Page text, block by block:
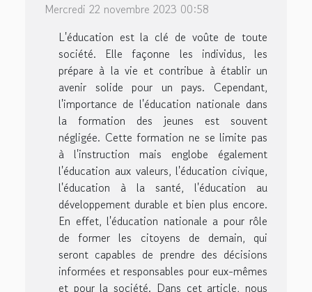
Mercredi 22 novembre 2023 00:58
L'éducation est la clé de voûte de toute
société. Elle façonne les individus, les
prépare à la vie et contribue à établir un
avenir solide pour un pays. Cependant,
l'importance de l'éducation nationale dans
la formation des jeunes est souvent
négligée. Cette formation ne se limite pas
à l'instruction mais englobe également
l'éducation aux valeurs, l'éducation civique,
l'éducation à la santé, l'éducation au
développement durable et bien plus encore.
En effet, l'éducation nationale a pour rôle
de former les citoyens de demain, qui
seront capables de prendre des décisions
informées et responsables pour eux-mêmes
et pour la société. Dans cet article, nous